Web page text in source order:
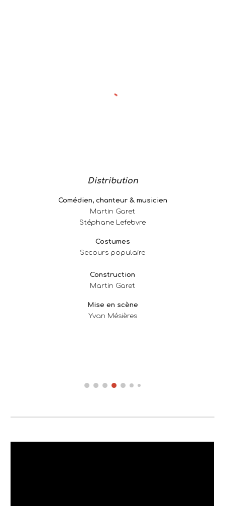
Distribution
Comédien, chanteur & musicien
Martin Garet
Stéphane Lefebvre
Costumes
Secours populaire
Construction
Martin Garet
Mise en scène
Yvan Mésières